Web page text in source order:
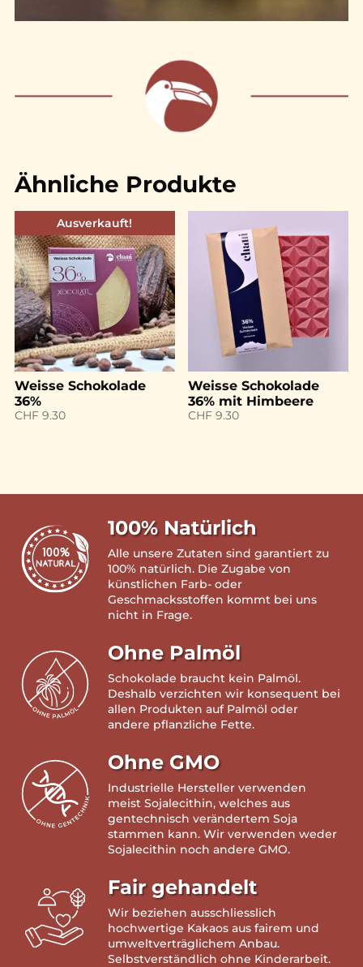
Ähnliche Produkte
Weisse Schokolade
36%
CHF9.30
Ausverkauft!
Weisse Schokolade
36% mit Himbeere
CHF 9.30
100% Natürlich
Alle unsere Zutaten sind garantiert zu
100% natürlich. Die Zugabe von
künstlichen Farb- oder
Geschmacksstoffen kommt bei uns
nicht in Frage.
Ohne Palmöl
Schokolade braucht kein Palmöl.
Deshalb verzichten wir konsequent bei
allen Produkten auf Palmöl oder
andere pflanzliche Fette.
Ohne GMO
Industrielle Hersteller verwenden
meist Sojalecithin, welches aus
gentechnisch verändertem Soja
stammen kann. Wir verwenden weder
Sojalecithin noch andere GMO.
Fair gehandelt
Wir beziehen ausschliesslich
hochwertige Kakaos aus fairem und
umweltverträglichem Anbau.
Selbstverständlich ohne Kinderarbeit.